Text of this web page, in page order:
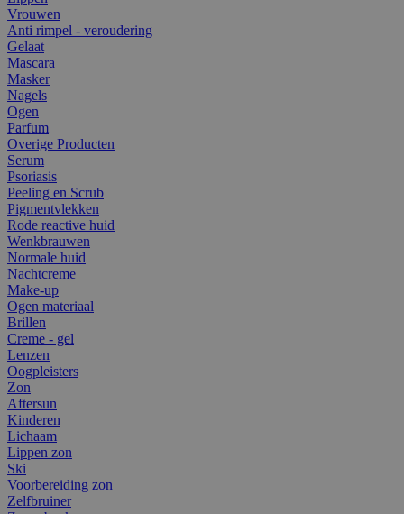
Vrouwen
Anti rimpel - veroudering
Gelaat
Mascara
Masker
Nagels
Ogen
Parfum
Overige Producten
Serum
Psoriasis
Peeling en Scrub
Pigmentvlekken
Rode reactive huid
Wenkbrauwen
Normale huid
Nachtcreme
Make-up
Ogen materiaal
Brillen
Creme - gel
Lenzen
Oogpleisters
Zon
Aftersun
Kinderen
Lichaam
Lippen zon
Ski
Voorbereiding zon
Zelfbruiner